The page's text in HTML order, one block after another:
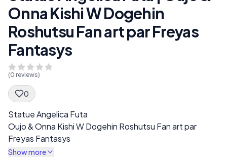
Onna Kishi W Dogehin
Roshutsu Fan art par Freyas
Fantasys
(0 reviews)
0
Spec Description
Statue Angelica Futa
Oujo & Onna Kishi W Dogehin Roshutsu Fan art par
Freyas Fantasys
Show more